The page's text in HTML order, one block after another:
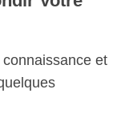
et